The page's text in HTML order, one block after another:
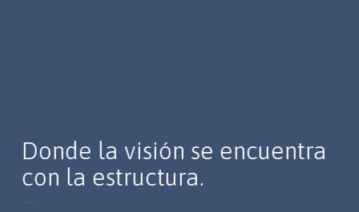
Donde la visión se encuentra
con la estructura.